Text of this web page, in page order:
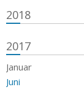
2018
2017
Januar
Juni